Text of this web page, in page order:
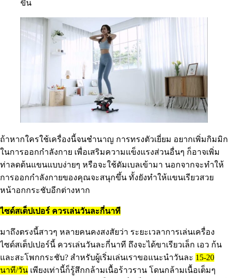
ขึ้น
ถ้าหากใครใช้เครื่องนี้จนชำนาญ การทรงตัวเยี่ยม อยากเพิ่มกิมมิก
ในการออกกำลังกาย เพื่อเสริมความแข็งแรงส่วนอื่นๆ ก็อาจเพิ่ม
ท่าลดต้นแขนแบบง่ายๆ หรือจะใช้ดัมเบลเข้ามา นอกจากจะทำให้
การออกกำลังกายของคุณจะสนุกขึ้น ทั้งยังทำให้แขนเรียวสวย
หน้าอกกระชับอีกต่างหาก
ไซด์สเต็ปเปอร์ ควรเล่นวันละกี่นาที
มาถึงตรงนี้สาวๆ หลายคนคงสงสัยว่า ระยะเวลาการเล่นเครื่อง
ไซด์สเต็ปเปอร์นี้ ควรเล่นวันละกี่นาที ถึงจะได้ขาเรียวเล็ก เอว ก้น
และสะโพกกระชับ? สำหรับผู้เริ่มเล่นเราขอแนะนำวันละ 15-20
นาที/วัน เพียงเท่านี้ก็รู้สึกกล้ามเนื้อร้าวราน โดนกล้ามเนื้อเต็มๆ